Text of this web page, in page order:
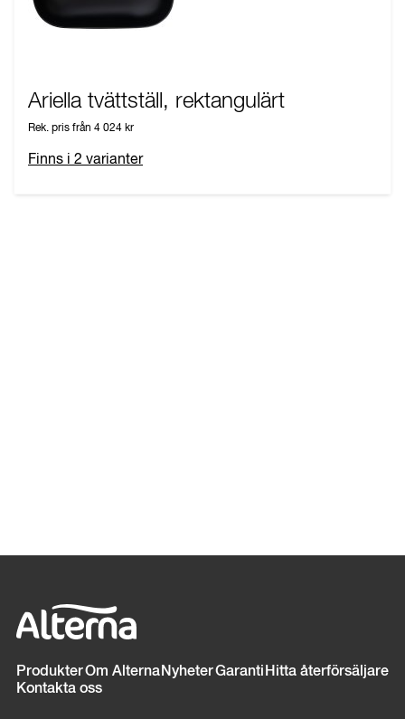
Ariella tvättställ, rektangulärt
Rek. pris från 4 024 kr
Finns i 2 varianter
Sidfot
ProdukterOm Alterna NyheterGaranti Hitta återförsäljare
Kontakta oss